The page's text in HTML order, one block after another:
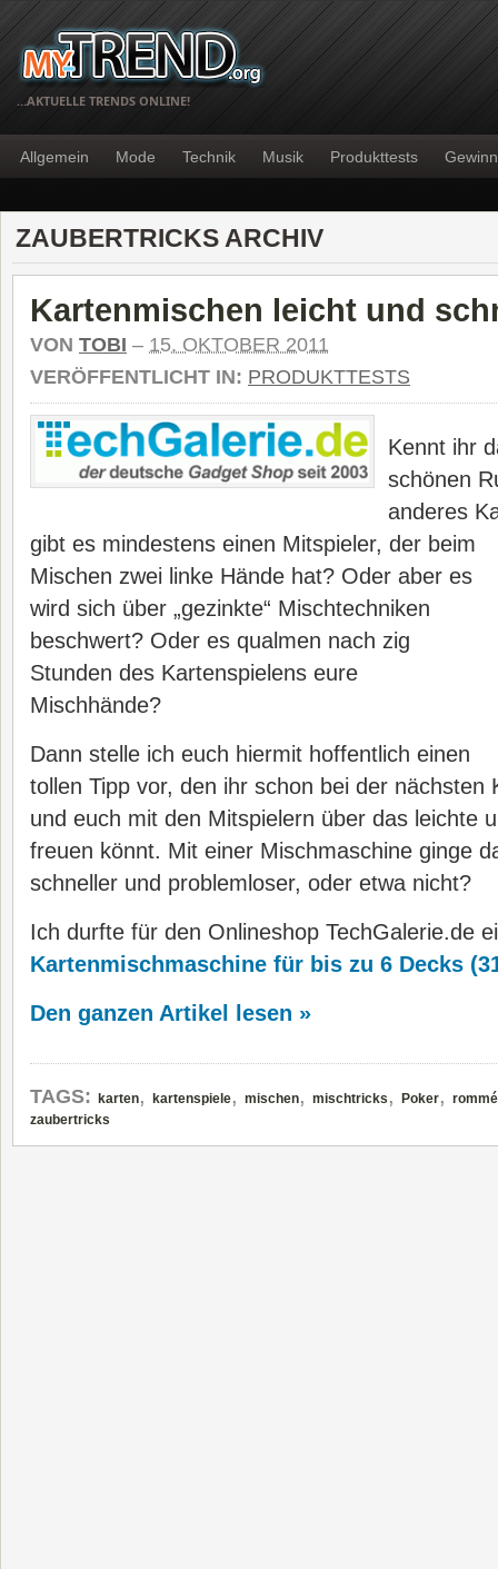
…AKTUELLE TRENDS ONLINE!
Allgemein Mode Technik Musik Produkttests
ZAUBERTRICKS ARCHIV
Kartenmischen leicht und
VON TOBI – 15. OKTOBER 2011
VERÖFFENTLICHT IN: PRODUKTTESTS
Kennt ihr
schönen
anderes
gibt es mindestens einen Mitspieler, der beim
Mischen zwei linke Hände hat? Oder aber es
wird sich über „gezinkte“ Mischtechniken
beschwert? Oder es qualmen nach zig
Stunden des Kartenspielens eure
Mischhände?
Dann stelle ich euch hiermit hoffentlich einen
tollen Tipp vor, den ihr schon bei der nächsten
und euch mit den Mitspielern über das leichte
freuen könnt. Mit einer Mischmaschine ginge
schneller und problemloser, oder etwa nicht?
Ich durfte für den Onlineshop TechGalerie.de
Kartenmischmaschine für bis zu 6 Decks
Den ganzen Artikel lesen »
TAGS: karten, kartenspiele, mischen, mischtricks , Poker, rommé
zaubertricks